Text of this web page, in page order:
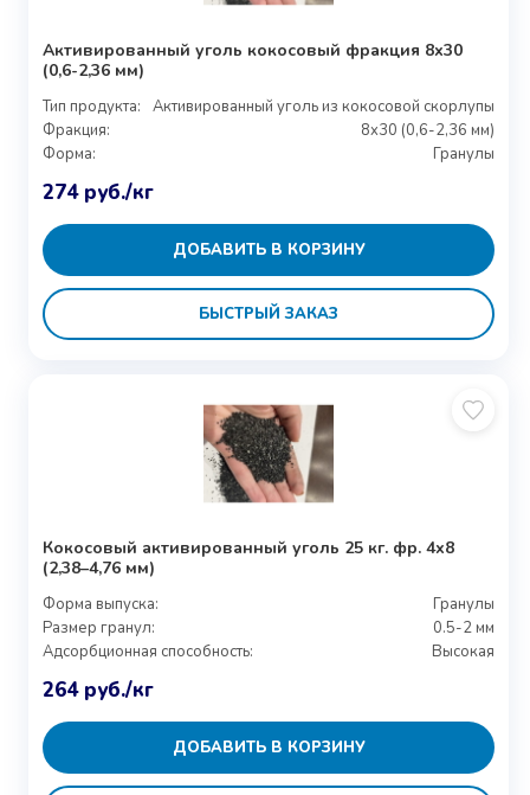
Активированный уголь кокосовый фракция 8х30
(0,6-2,36 мм)
Тип продукта:
Активированный уголь из кокосовой скорлупы
Фракция:
8x30 (0,6-2,36 мм)
Форма:
Гранулы
274 руб./кг
ДОБАВИТЬ В КОРЗИНУ
БЫСТРЫЙ ЗАКАЗ
Кокосовый активированный уголь 25 кг. фр. 4х8
(2,38–4,76 мм)
Форма выпуска:
Гранулы
Размер гранул:
0.5-2 мм
Адсорбционная способность:
Высокая
264 руб./кг
ДОБАВИТЬ В КОРЗИНУ